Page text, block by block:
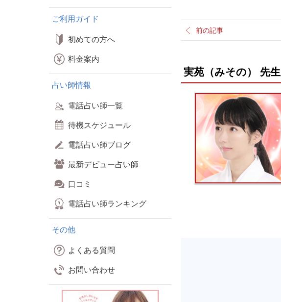
ご利用ガイド
初めての方へ
料金案内
占い師情報
電話占い師一覧
待機スケジュール
電話占い師ブログ
最新デビュー占い師
口コミ
電話占い師ランキング
その他
よくある質問
お問い合わせ
前の記事
実苑（みその） 先生